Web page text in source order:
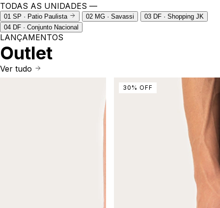
TODAS AS UNIDADES —
01 SP · Patio Paulista 02 MG · Savassi 03 DF · Shopping JK
04 DF · Conjunto Nacional
LANÇAMENTOS
Outlet
Ver tudo
30 % OFF